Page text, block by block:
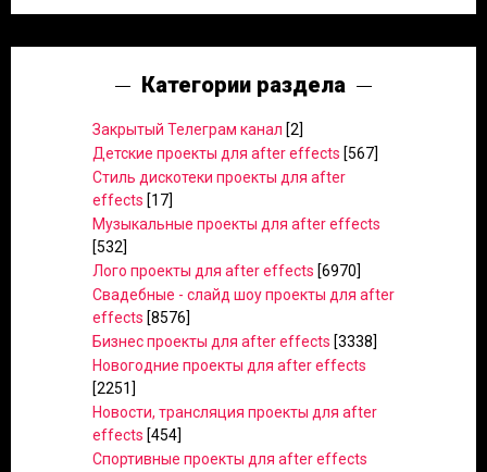
Категории раздела
Закрытый Телеграм канал [2]
Детские проекты для after effects [567]
Стиль дискотеки проекты для after
effects [17]
Музыкальные проекты для after effects
[532]
Лого проекты для after effects [6970]
Свадебные - слайд шоу проекты для after
effects [8576]
Бизнес проекты для after effects [3338]
Новогодние проекты для after effects
[2251]
Новости, трансляция проекты для after
effects [454]
Спортивные проекты для after effects